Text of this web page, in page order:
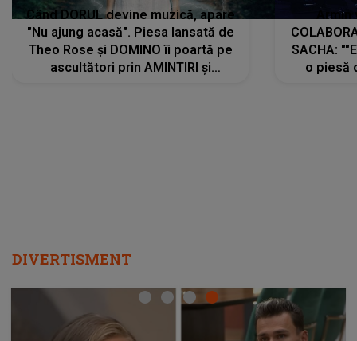
Când DORUL devine muzică, apare
"Nu ajung acasă". Piesa lansată de
Theo Rose și DOMINO îi poartă pe
ascultători prin AMINTIRI și
SACHA:
o piesă
DIVERTISMENT